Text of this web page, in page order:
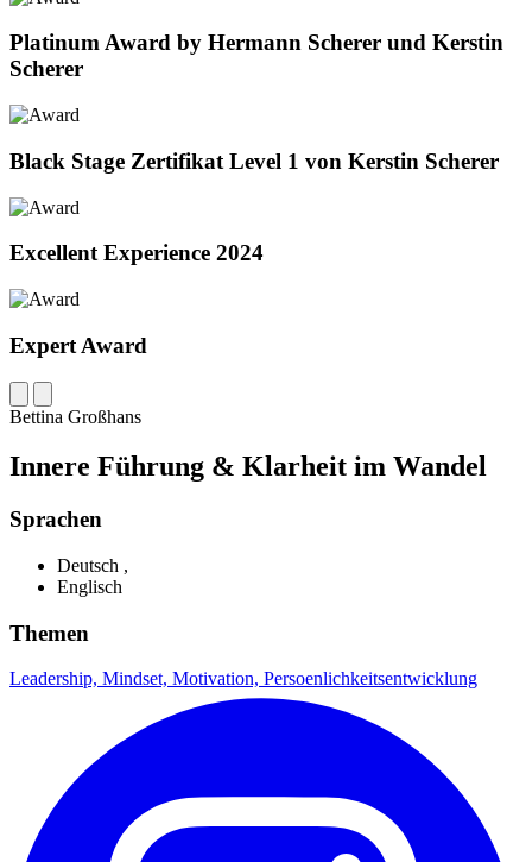
Platinum Award by Hermann Scherer und Kerstin
Scherer
Black Stage Zertifikat Level 1 von Kerstin Scherer
Excellent Experience 2024
Expert Award
Bettina Großhans
Innere Führung & Klarheit im Wandel
Sprachen
Deutsch ,
Englisch
Themen
Leadership, Mindset, Motivation, Persoenlichkeitsentwicklung